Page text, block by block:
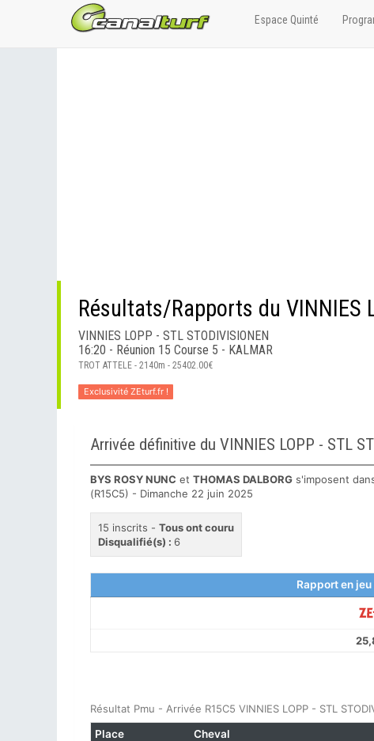
Résultats/Rapports du VINNIES
VINNIES LOPP - STL STODIVISIONEN
16:20 - Réunion 15 Course 5 - KALMAR
TROT ATTELE - 2140m - 25402.00€
Exclusivité ZEturf.fr !
Arrivée définitive du VINNIES LOPP - STL
BYS ROSY NUNC et THOMAS DALBORG s'imposent
(R15C5) - Dimanche 22 juin 2025
15 inscrits - Tous ont couru
Disqualifié(s) : 6
Rapport en
Résultat Pmu - Arrivée R15C5 VINNIES LOPP - STL
Place Cheval
Espace Quinté